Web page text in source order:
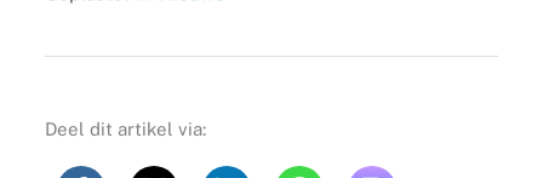
Deel dit artikel via: